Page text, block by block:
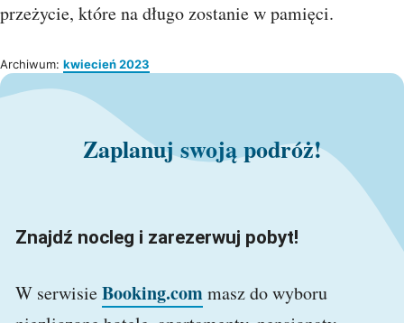
przeżycie, które na długo zostanie w pamięci.
Archiwum: kwiecień 2023
Zaplanuj swoją podróż!
Znajdź nocleg i zarezerwuj pobyt!
W serwisieBooking.commasz do wyboru